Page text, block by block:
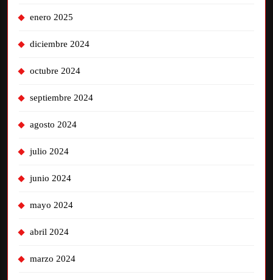
enero 2025
diciembre 2024
octubre 2024
septiembre 2024
agosto 2024
julio 2024
junio 2024
mayo 2024
abril 2024
marzo 2024